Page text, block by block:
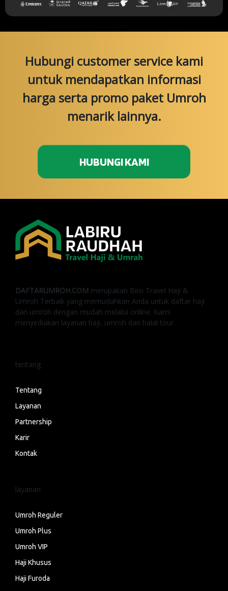
Hubungi customer service kami
untuk mendapatkan informasi
harga serta promo paket Umroh
menarik lainnya.
HUBUNGI KAMI
DAFTARUMROH.COM merupakan Biro Travel Haji &
Umroh Terbaik yang memudahkan Anda untuk daftar haji
dan umroh dengan mudah melalui online. Kami
menyediakan layanan haji, umroh dan halal tour.
tentang
Tentang
Layanan
Partnership
Karir
Kontak
layanan
Umroh Reguler
Umroh Plus
Umroh VIP
Haji Khusus
Haji Furoda